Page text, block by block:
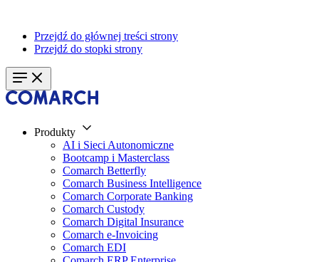
Przejdź do głównej treści strony
Przejdź do stopki strony
Produkty
AI i Sieci Autonomiczne
Bootcamp i Masterclass
Comarch Betterfly
Comarch Business Intelligence
Comarch Corporate Banking
Comarch Custody
Comarch Digital Insurance
Comarch e-Invoicing
Comarch EDI